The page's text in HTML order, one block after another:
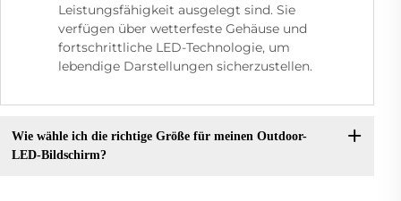
Leistungsfähigkeit ausgelegt sind. Sie
verfügen über wetterfeste Gehäuse und
fortschrittliche LED-Technologie, um
lebendige Darstellungen sicherzustellen.
Wie wähle ich die richtige Größe für meinen Outdoor-
LED-Bildschirm?